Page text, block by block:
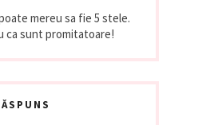
mereu sa fie 5 stele.
ca sunt promitatoare!